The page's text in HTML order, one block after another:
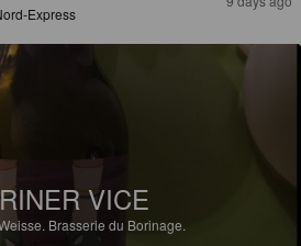
Express
VICE
Brasserie du Borinage.